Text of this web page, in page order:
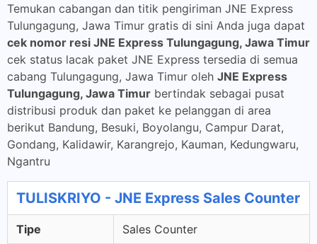
Temukan cabangan dan titik pengiriman JNE Express
Tulungagung, Jawa Timur gratis di sini Anda juga dapat
cek nomor resi JNE Express Tulungagung, Jawa Timur
cek status lacak paket JNE Express tersedia di semua
cabang Tulungagung, Jawa Timur oleh JNE Express
Tulungagung, Jawa Timur bertindak sebagai pusat
distribusi produk dan paket ke pelanggan di area
berikut Bandung, Besuki, Boyolangu, Campur Darat,
Gondang, Kalidawir, Karangrejo, Kauman, Kedungwaru,
Ngantru
TULISKRIYO - JNE Express Sales Counter
Tipe Sales Counter